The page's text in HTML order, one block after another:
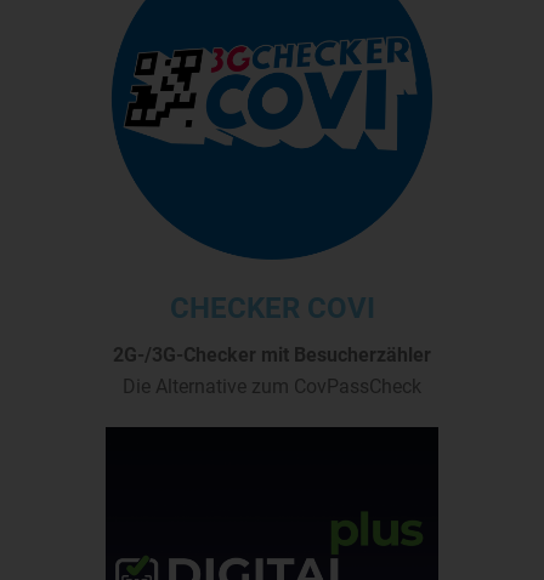
CHECKER COVI
2G-/3G-Checker mit Besucherzähler
Die Alternative zum CovPassCheck